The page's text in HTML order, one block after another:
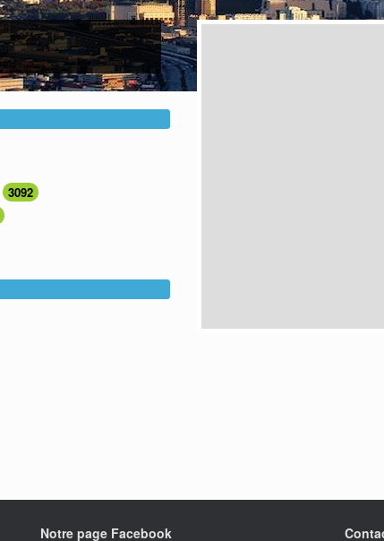
3092
Notre page Facebook